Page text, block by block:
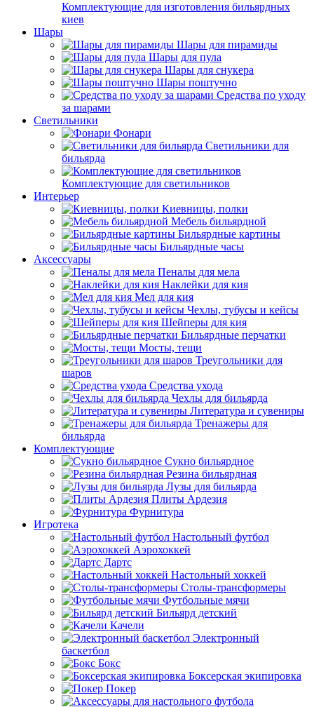
Комплектующие для изготовления бильярдных
киев
Шары
Шары для пирамиды
Шары для пула
Шары для снукера
Шары поштучно
Средства по уходу
за шарами
Светильники
Фонари
Светильники для
бильярда
Комплектующие для светильников
Интерьер
Киевницы, полки
Мебель бильярдной
Бильярдные картины
Бильярдные часы
Аксессуары
Пеналы для мела
Наклейки для кия
Мел для кия
Чехлы, тубусы и кейсы
Шейперы для кия
Бильярдные перчатки
Мосты, тещи
Треугольники для
шаров
Средства ухода
Чехлы для бильярда
Литература и сувениры
Тренажеры для
бильярда
Комплектующие
Сукно бильярдное
Резина бильярдная
Лузы для бильярда
Плиты Ардезия
Фурнитура
Игротека
Настольный футбол
Аэрохоккей
Дартс
Настольный хоккей
Столы-трансформеры
Футбольные мячи
Бильярд детский
Качели
Электронный
баскетбол
Бокс
Боксерская экипировка
Покер